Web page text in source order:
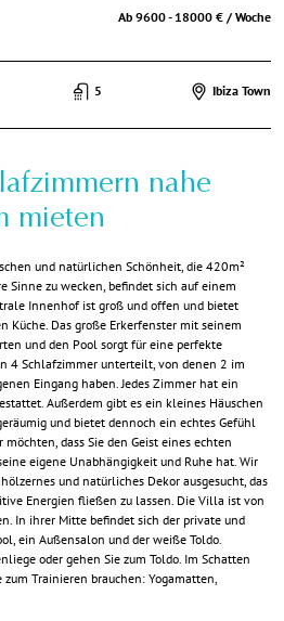
5 Ibiza Town
Ab 9600 - 18000 € / Woche
nahe
mieten
und natürlichen Schönheit, die 420m²
zu wecken, befindet sich auf einem
Innenhof ist groß und offen und bietet
Küche. Das große Erkerfenster mit seinem
und den Pool sorgt für eine perfekte
4 Schlafzimmer unterteilt, von denen 2 im
Eingang haben. Jedes Zimmer hat ein
Außerdem gibt es ein kleines Häuschen
und bietet dennoch ein echtes Gefühl
dass Sie den Geist eines echten
eigene Unabhängigkeit und Ruhe hat. Wir
und natürliches Dekor ausgesucht, das
Energien fließen zu lassen. Die Villa ist von
In ihrer Mitte befindet sich der private und
ein Außensalon und der weiße Toldo.
oder gehen Sie zum Toldo. Im Schatten
zum Trainieren brauchen: Yogamatten,